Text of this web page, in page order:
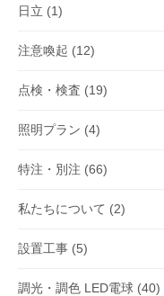
日立 (1)
注意喚起 (12)
点検・検査 (19)
照明プラン (4)
特注・別注 (66)
私たちについて (2)
設置工事 (5)
調光・調色 LED電球 (40)